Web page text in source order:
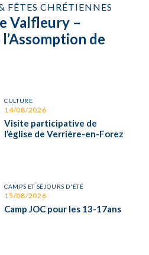
FÊTES CHRÉTIENNES
Valfleury –
de
CULTURE
14/08/2026
Visite participative de
l’église de Verrière-en-Forez
CAMPS ET SÉJOURS D'ÉTÉ
15/08/2026
Camp JOC pour les 13-17ans